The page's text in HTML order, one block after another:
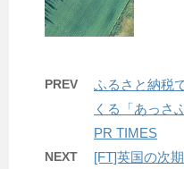
PREV
ふるさと納税
くる「あっさ
PR TIMES
NEXT [FT]英国の次